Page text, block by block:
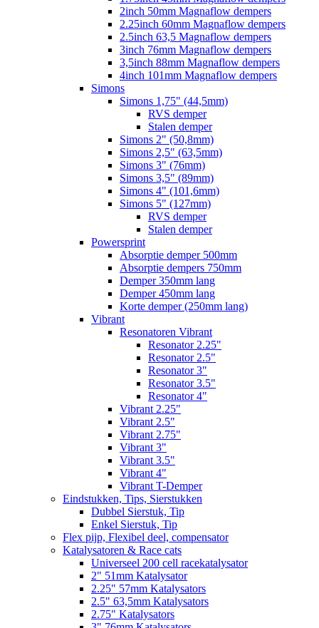
2inch 50mm Magnaflow dempers
2.25inch 60mm Magnaflow dempers
2.5inch 63,5 Magnaflow dempers
3inch 76mm Magnaflow dempers
3,5inch 88mm Magnaflow dempers
4inch 101mm Magnaflow dempers
Simons
Simons 1,75" (44,5mm)
RVS demper
Stalen demper
Simons 2" (50,8mm)
Simons 2,5" (63,5mm)
Simons 3" (76mm)
Simons 3,5" (89mm)
Simons 4" (101,6mm)
Simons 5" (127mm)
RVS demper
Stalen demper
Powersprint
Absorptie demper 500mm
Absorptie dempers 750mm
Demper 350mm lang
Demper 450mm lang
Korte demper (250mm lang)
Vibrant
Resonatoren Vibrant
Resonator 2.25"
Resonator 2.5"
Resonator 3"
Resonator 3.5"
Resonator 4"
Vibrant 2.25"
Vibrant 2.5"
Vibrant 2.75"
Vibrant 3"
Vibrant 3.5"
Vibrant 4"
Vibrant T-Demper
Eindstukken, Tips, Sierstukken
Dubbel Sierstuk, Tip
Enkel Sierstuk, Tip
Flex pijp, Flexibel deel, compensator
Katalysatoren & Race cats
Universeel 200 cell racekatalysator
2" 51mm Katalysator
2.25" 57mm Katalysators
2.5" 63,5mm Katalysators
2.75" Katalysators